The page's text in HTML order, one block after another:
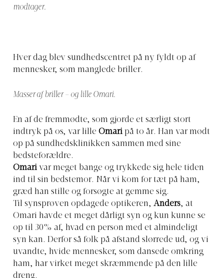
modtager.
Hver dag blev sundhedscentret på ny fyldt op af
mennesker, som manglede briller.
Masser af briller – og lille Omari.
En af de fremmødte, som gjorde et særligt stort
indtryk på os, var lille Omari på to år. Han var mødt
op på sundhedsklinikken sammen med sine
bedsteforældre.
Omari var meget bange og trykkede sig hele tiden
ind til sin bedstemor. Når vi kom for tæt på ham,
græd han stille og forsøgte at gemme sig.
Til synsprøven opdagede optikeren, Anders, at
Omari havde et meget dårligt syn og kun kunne se
op til 30% af, hvad en person med et almindeligt
syn kan. Derfor så folk på afstand slørrede ud, og vi
uvandte, hvide mennesker, som dansede omkring
ham, har virket meget skræmmende på den lille
dreng.